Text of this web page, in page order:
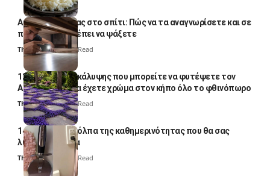
Αυγά κατσαρίδας στο σπίτι: Πώς να τα αναγνωρίσετε και σε
ποια σημεία πρέπει να ψάξετε
Thali Ombre4 Min Read
12 φυτά εδαφοκάλυψης που μπορείτε να φυτέψετε τον
Αύγουστο για να έχετε χρώμα στον κήπο όλο το φθινόπωρο
Thali Ombre7 Min Read
14 πανέξυπνα κόλπα της καθημερινότητας που θα σας
λύσουν τα χέρια
Thali Ombre 6 Min Read